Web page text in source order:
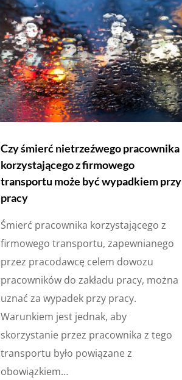
Czy śmierć nietrzeźwego pracownika
korzystającego z firmowego
transportu może być wypadkiem przy
pracy
Śmierć pracownika korzystającego z
firmowego transportu, zapewnianego
przez pracodawcę celem dowozu
pracowników do zakładu pracy, można
uznać za wypadek przy pracy.
Warunkiem jest jednak, aby
skorzystanie przez pracownika z tego
transportu było powiązane z
obowiązkiem…